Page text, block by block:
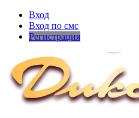
Вход
Вход по смс
Регистрация